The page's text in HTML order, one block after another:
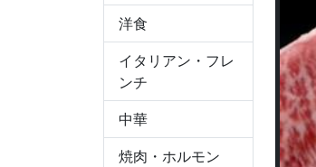
洋食
イタリアン・フレ
ンチ
中華
焼肉・ホルモン